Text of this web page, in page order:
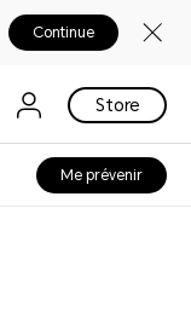
Continue
Store
Me prévenir